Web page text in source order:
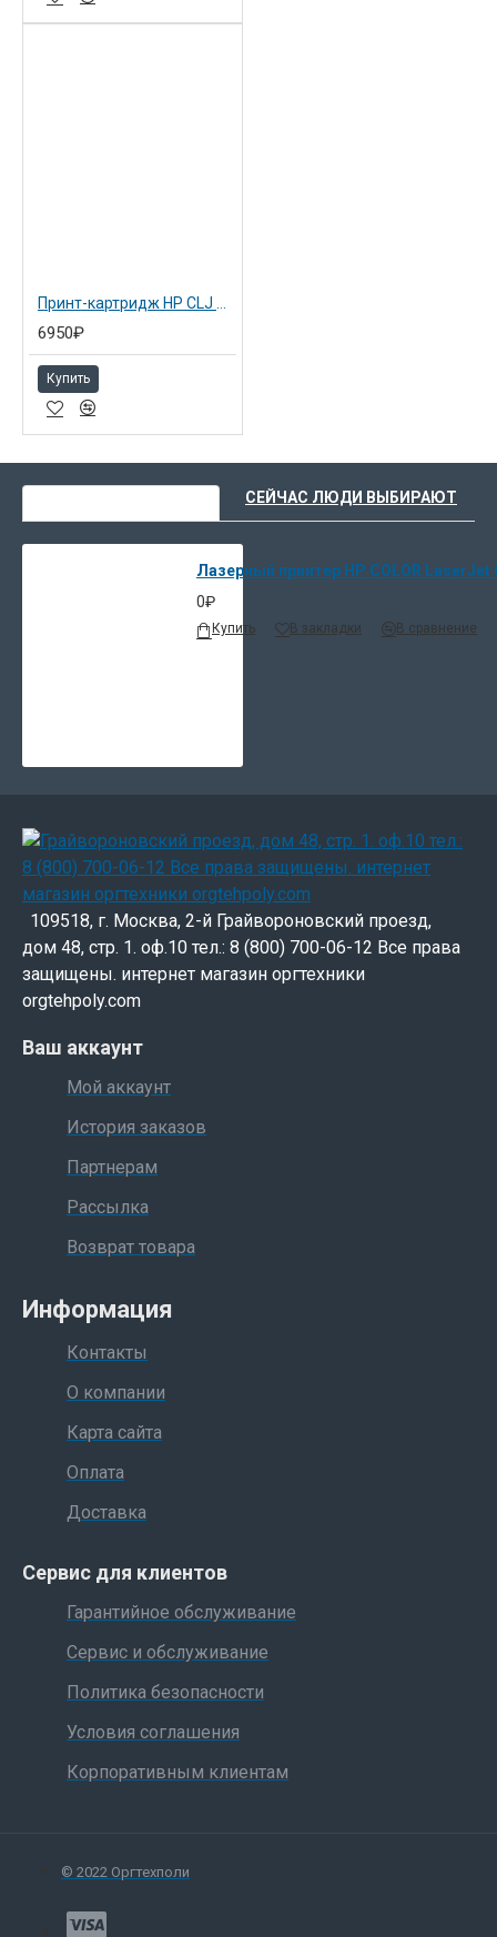
6950₽
Купить
СЕЙЧАС ЛЮДИ ВЫБИРАЮТ
Лазерный принтер НР COLOR LaserJet
0₽
Купить В закладки В сравнение
109518, г. Москва, 2-й Грайвороновский проезд,
дом 48, стр. 1. оф.10 тел.: 8 (800) 700-06-12 Все права
защищены. интернет магазин оргтехники
orgtehpoly.com
Ваш аккаунт
Мой аккаунт
История заказов
Партнерам
Рассылка
Возврат товара
Информация
Контакты
О компании
Карта сайта
Оплата
Доставка
Сервис для клиентов
Гарантийное обслуживание
Сервис и обслуживание
Политика безопасности
Условия соглашения
Корпоративным клиентам
© 2022 Оргтехполи